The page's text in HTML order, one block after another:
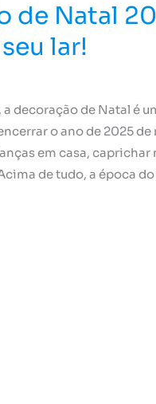
de Natal
lar!
a decoração de Natal é
o ano de 2025
em casa, caprichar
de tudo, a época